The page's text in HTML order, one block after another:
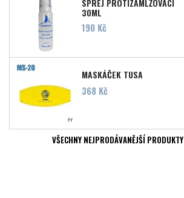
SPREJ PROTIZAMLŽOVACÍ
30ML
Cena
190 Kč
MASKÁČEK TUSA
Cena
368 Kč
VŠECHNY NEJPRODÁVANĚJŠÍ PRODUKTY